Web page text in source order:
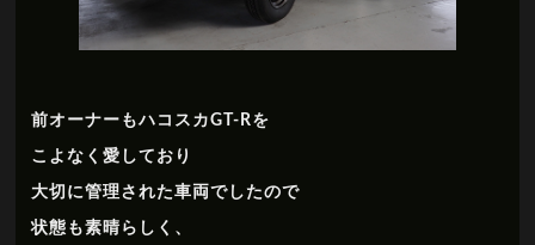
前オーナーもハコスカGT-Rを
こよなく愛しており
大切に管理された車両でしたので
状態も素晴らしく、